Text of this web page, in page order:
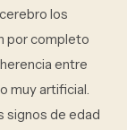
los
por completo
entre
muy artificial.
signos de edad